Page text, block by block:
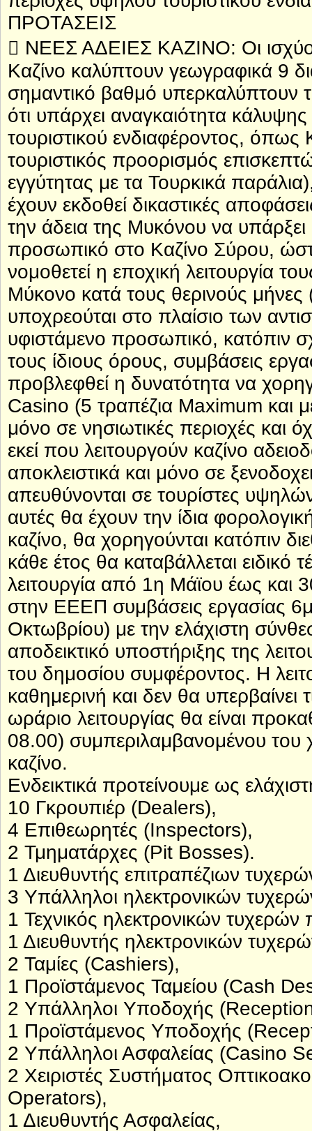
ΠΡΟΤΑΣΕΙΣ
 ΝΕΕΣ ΑΔΕΙΕΣ ΚΑΖΙΝΟ: Οι
Καζίνο καλύπτουν γεωγραφικά 9
σημαντικό βαθμό
ότι υπάρχει αναγκαιότητα
τουριστικού ενδιαφέροντος,
τουριστικός προορισμός
εγγύτητας με τα Τουρκικά
έχουν εκδοθεί δικαστικές
την άδεια της Μυκόνου να
προσωπικό στο Καζίνο Σύρου,
νομοθετεί η εποχική λειτουργία
Μύκονο κατά τους θερινούς μήνες
υποχρεούται στο πλαίσιο των
υφιστάμενο προσωπικό, κατόπιν
τους ίδιους όρους, συμβάσεις
προβλεφθεί η δυνατότητα να
Casino (5 τραπέζια Maximum και
μόνο σε νησιωτικές περιοχές και
εκεί που λειτουργούν καζίνο
αποκλειστικά και μόνο σε
απευθύνονται σε τουρίστες
αυτές θα έχουν την ίδια
καζίνο, θα χορηγούνται κατόπιν
κάθε έτος θα καταβάλλεται
λειτουργία από 1η Μάϊου έως και
στην ΕΕΕΠ συμβάσεις εργασίας
Οκτωβρίου) με την ελάχιστη
αποδεικτικό υποστήριξης της
του δημοσίου συμφέροντος. Η
καθημερινή και δεν θα
ωράριο λειτουργίας θα είναι
08.00) συμπεριλαμβανομένου του
καζίνο.
Ενδεικτικά προτείνουμε ως
10 Γκρουπιέρ (Dealers),
4 Επιθεωρητές (Inspectors),
2 Τμηματάρχες (Pit Bosses).
1 Διευθυντής επιτραπέζιων
3 Υπάλληλοι ηλεκτρονικών
1 Τεχνικός ηλεκτρονικών
1 Διευθυντής ηλεκτρονικών
2 Ταμίες (Cashiers),
1 Προϊστάμενος Ταμείου (Cash
2 Υπάλληλοι Υποδοχής
1 Προϊστάμενος Υποδοχής
2 Υπάλληλοι Ασφαλείας (Casino
2 Χειριστές Συστήματος
Operators),
1 Διευθυντής Ασφαλείας,